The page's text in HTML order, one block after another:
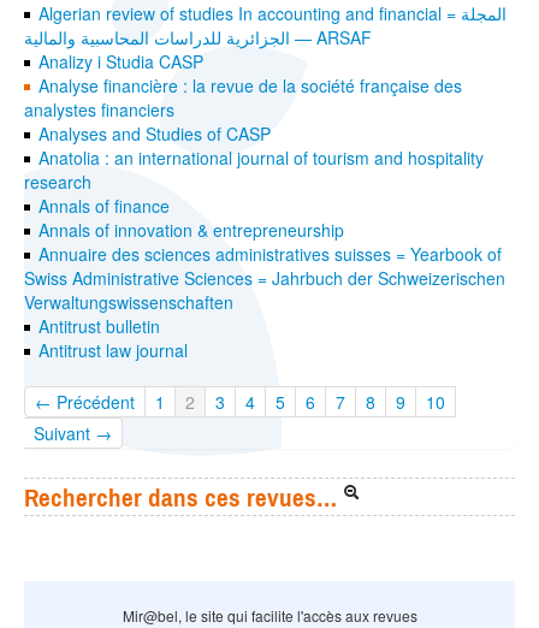
Algerian review of studies In accounting and financial = المجلة
الجزائرية للدراسات المحاسبية والمالية — ARSAF
Analizy i Studia CASP
Analyse financière : la revue de la société française des
analystes financiers
Analyses and Studies of CASP
Anatolia : an international journal of tourism and hospitality
research
Annals of finance
Annals of innovation & entrepreneurship
Annuaire des sciences administratives suisses = Yearbook of
Swiss Administrative Sciences = Jahrbuch der Schweizerischen
Verwaltungswissenschaften
Antitrust bulletin
Antitrust law journal
← Précédent 1 2 3 4 5 6 7 8 9
10
Suivant →
Rechercher dans ces revues…
Mir@bel, le site qui facilite l'accès aux revues